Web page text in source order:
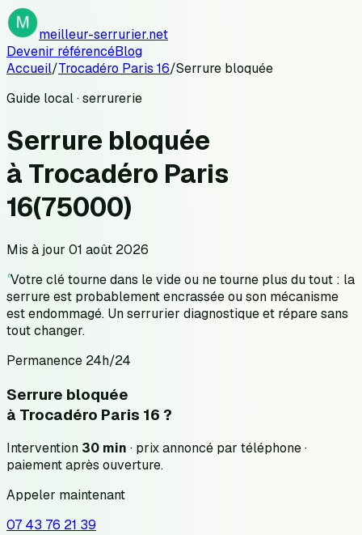
meilleur-serrurier.net
Devenir référencéBlog
Accueil/Trocadéro Paris 16/Serrure bloquée
Guide local · serrurerie
Serrure bloquée
à Trocadéro Paris
16(75000)
Mis à jour 01 août 2026
"Votre clé tourne dans le vide ou ne tourne plus du tout : la
serrure est probablement encrassée ou son mécanisme
est endommagé. Un serrurier diagnostique et répare sans
tout changer.
Permanence 24h/24
Serrure bloquée
à Trocadéro Paris 16 ?
Intervention 30 min · prix annoncé par téléphone·
paiement après ouverture.
Appeler maintenant
07 43 76 21 39